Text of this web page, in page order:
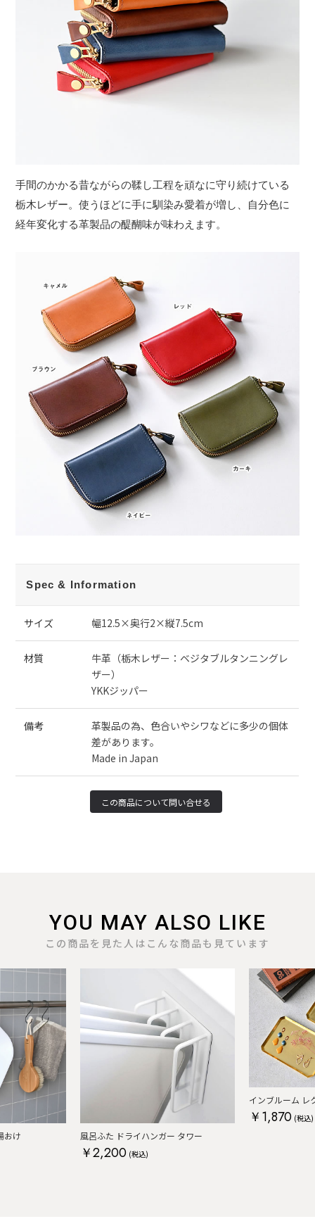
手間のかかる昔ながらの鞣し工程を頑なに守り続けている
栃木レザー。使うほどに手に馴染み愛着が増し、自分色に
経年変化する革製品の醍醐味が味わえます。
Spec & Information
サイズ 幅12.5×奥行2×縦7.5cm
材質
牛革（栃木レザー：ベジタブルタンニングレ
ザー）
YKKジッパー
備考
革製品の為、色合いやシワなどに多少の個体
差があります。
Made in Japan
YOU MAY ALSO LIKE
この商品を見た人はこんな商品も見ています
おけ 風呂ふた ドライハンガー タワー
￥2,200 (税込)
インブルーム レ
￥1,870 (税込)